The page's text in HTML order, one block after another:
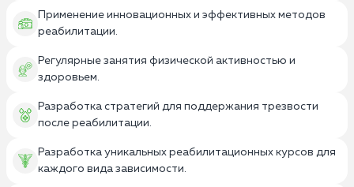
Применение инновационных и эффективных методов
реабилитации.
Регулярные занятия физической активностью и
здоровьем.
Разработка стратегий для поддержания трезвости
после реабилитации.
Разработка уникальных реабилитационных курсов для
каждого вида зависимости.